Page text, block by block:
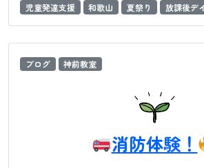
児童発達支援
和歌山 夏祭り 放課後デ
ブログ 神前教室
消防体験！